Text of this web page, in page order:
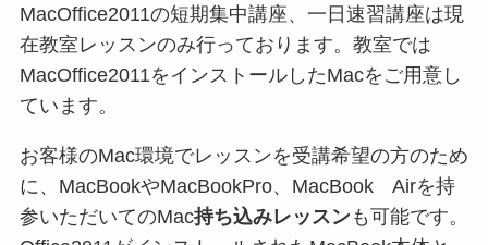
MacOffice2011の短期集中講座、一日速習講座は現
在教室レッスンのみ行っております。教室では
MacOffice2011をインストールしたMacをご用意し
ています。
お客様のMac環境でレッスンを受講希望の方のため
に、MacBookやMacBookPro、MacBook Airを持
参いただいてのMac持ち込みレッスンも可能です。